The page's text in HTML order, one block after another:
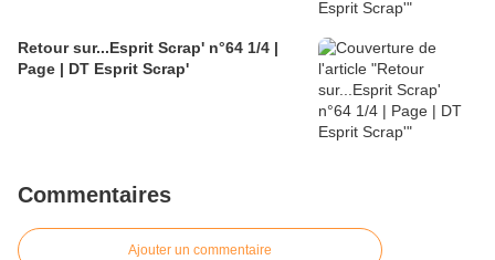
Retour sur...Esprit Scrap' n°64 1/4 |
Page | DT Esprit Scrap'
Commentaires
Ajouter un commentaire